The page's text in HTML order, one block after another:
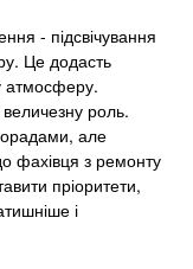
- підсвічування
Це додасть
атмосферу.
величезну роль.
але
фахівця з ремонту
пріоритети,
і